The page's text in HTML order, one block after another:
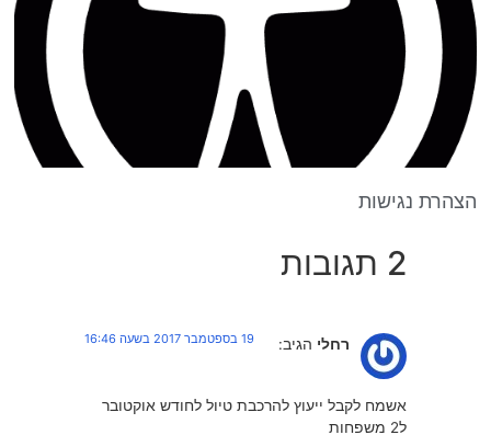
הצהרת נגישות
2 תגובות
רחלי הגיב: 19 בספטמבר 2017 בשעה 16:46
אשמח לקבל ייעוץ להרכבת טיול לחודש אוקטובר
ל2 משפחות